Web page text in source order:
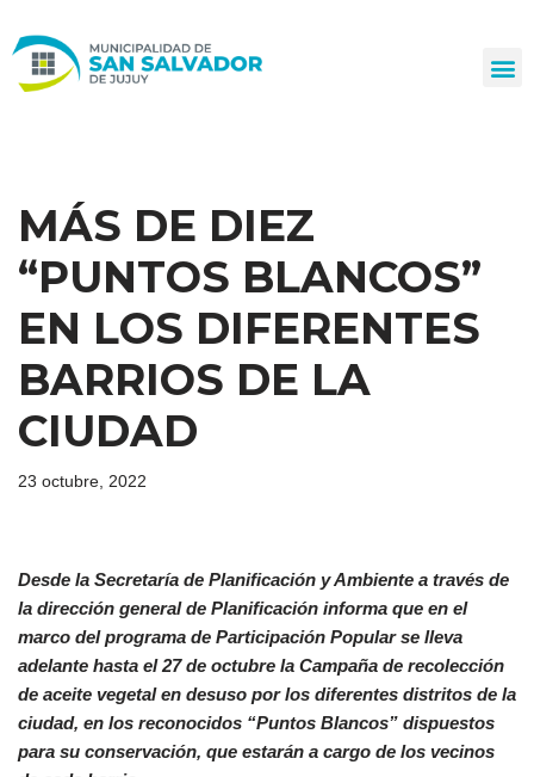
al
MÁS DE DIEZ
“PUNTOS BLANCOS”
EN LOS DIFERENTES
BARRIOS DE LA
CIUDAD
23 octubre, 2022
Desde la Secretaría de Planificación y Ambiente a través de
la dirección general de Planificación informa que en el
marco del programa de Participación Popular se lleva
adelante hasta el 27 de octubre la Campaña de recolección
de aceite vegetal en desuso por los diferentes distritos de la
ciudad, en los reconocidos “Puntos Blancos” dispuestos
para su conservación, que estarán a cargo de los vecinos